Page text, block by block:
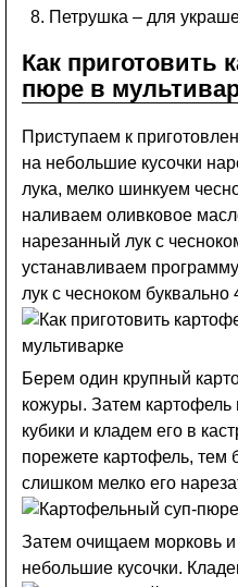
Петрушка – для
Как приготовить
пюре в
Приступаем к
на небольшие кусочки
лука, мелко шинкуем
наливаем оливковое
нарезанный лук с
устанавливаем
лук с чесноком буквально
Берем один крупный
кожуры. Затем
кубики и кладем его в
порежете картофель, тем
слишком мелко его
Затем очищаем морковь
небольшие кусочки.